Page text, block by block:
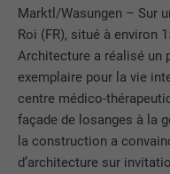
Marktl/Wasungen – Sur
Roi (FR), situé à environ
Architecture a réalisé un
exemplaire pour la vie
centre médico-
façade de losanges à la
la construction a
d’architecture sur